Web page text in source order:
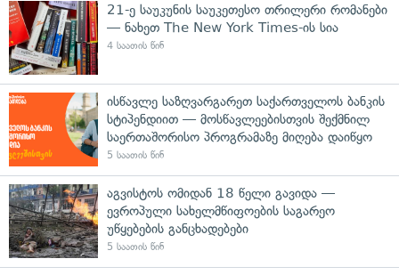
21-ე საუკუნის საუკეთესო თრილერი რომანები
— ნახეთ The New York Times-ის სია
4 საათის წინ
ისწავლე საზღვარგარეთ საქართველოს ბანკის
სტიპენდიით — მოსწავლეებისთვის შექმნილ
საერთაშორისო პროგრამაზე მიღება დაიწყო
5 საათის წინ
აგვისტოს ომიდან 18 წელი გავიდა —
ევროპული სახელმწიფოების საგარეო
უწყებების განცხადებები
5 საათის წინ